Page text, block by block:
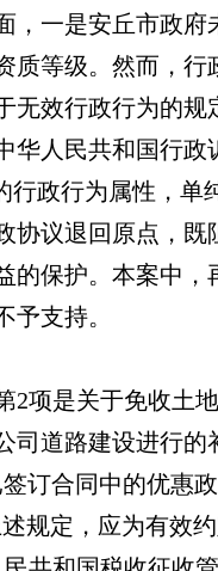
，一是安丘市政府
质等级。然而，行
无效行政行为的规
华人民共和国行政
行政行为属性，单
协议退回原点，既
的保护。本案中，
支持。
2项是关于免收土
司道路建设进行的
订合同中的优惠
规定，应为有效